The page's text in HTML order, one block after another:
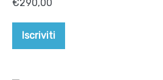
€290,00
Iscriviti